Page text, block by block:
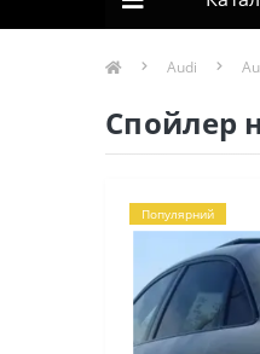
Audi
Спойлер
Популярний